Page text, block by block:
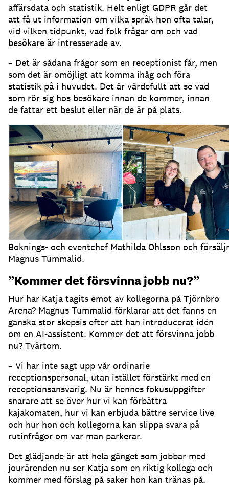
affärsdata och statistik. Helt enligt GDPR går det
att få ut information om vilka språk hon ofta talar,
vid vilken tidpunkt, vad folk frågar om och vad
besökare är intresserade av.
– Det är sådana frågor som en receptionist får, men
som det är omöjligt att komma ihåg och föra
statistik på i huvudet. Det är värdefullt att se vad
som rör sig hos besökare innan de kommer, innan
de fattar ett beslut eller när de är på plats.
Boknings- och eventchef Mathilda Ohlsson och
Magnus Tummalid.
”Kommer det försvinna jobb nu?”
Hur har Katja tagits emot av kollegorna på Tjörnbro
Arena? Magnus Tummalid förklarar att det fanns en
ganska stor skepsis efter att han introducerat idén
om en AI-assistent. Kommer det att försvinna jobb
nu? Tvärtom.
– Vi har inte sagt upp vår ordinarie
receptionspersonal, utan istället förstärkt med en
receptionsansvarig. Nu är hennes fokusuppgifter
snarare att se över hur vi kan förbättra
kajakomaten, hur vi kan erbjuda bättre service live
och hur hon och kollegorna kan slippa svara på
rutinfrågor om var man parkerar.
Det glädjande är att hela gänget som jobbar med
jourärenden nu ser Katja som en riktig kollega och
kommer med förslag på saker hon kan tränas på.